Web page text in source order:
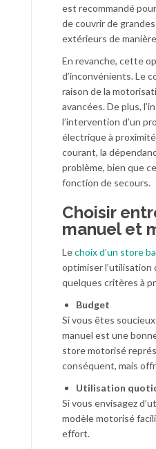
est recommandé
de couvrir de
extérieurs de
En revanche, cette
d’inconvénients. Le
raison de la
avancées. De plus,
l’intervention d’un
électrique à
courant, la
problème, bien que
fonction de secours.
Choisir
manuel et
Lechoix d’un store
optimiser l’utilisation
quelques critères à
Budget
Si vous êtes
manuel est une
store motorisé
conséquent, mais
Utilisation
Si vous envisagez
modèle motorisé
effort.